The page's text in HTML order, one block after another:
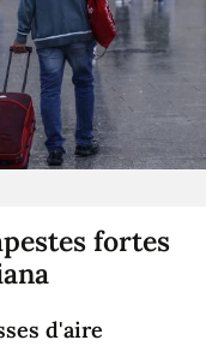
fortes
d'aire